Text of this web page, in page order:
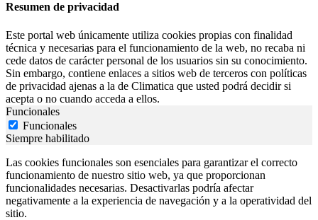
Resumen de privacidad
Este portal web únicamente utiliza cookies propias con finalidad
técnica y necesarias para el funcionamiento de la web, no recaba ni
cede datos de carácter personal de los usuarios sin su conocimiento.
Sin embargo, contiene enlaces a sitios web de terceros con políticas
de privacidad ajenas a la de Climatica que usted podrá decidir si
acepta o no cuando acceda a ellos.
Funcionales
Funcionales
Siempre habilitado
Las cookies funcionales son esenciales para garantizar el correcto
funcionamiento de nuestro sitio web, ya que proporcionan
funcionalidades necesarias. Desactivarlas podría afectar
negativamente a la experiencia de navegación y a la operatividad del
sitio.